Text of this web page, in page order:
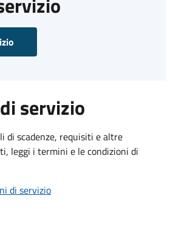
servizio
di scadenze, requisiti e altre
leggi i termini e le condizioni di
di servizio